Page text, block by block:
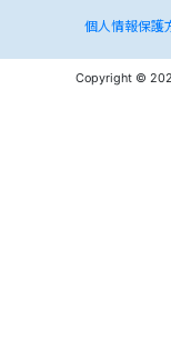
個人情報保護
Copyright ©